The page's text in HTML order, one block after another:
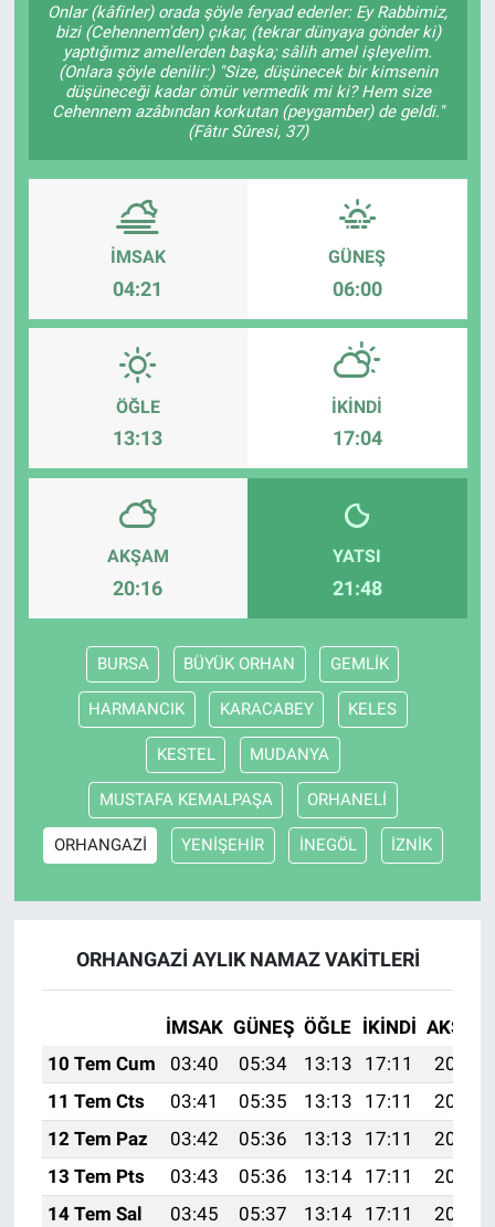
Onlar (kâfirler) orada şöyle feryad ederler: Ey Rabbimiz,
bizi (Cehennem'den) çıkar, (tekrar dünyaya gönder ki)
yaptığımız amellerden başka; sâlih amel işleyelim.
(Onlara şöyle denilir:) "Size, düşünecek bir kimsenin
düşüneceği kadar ömür vermedik mi ki? Hem size
Cehennem azâbından korkutan (peygamber) de geldi."
(Fâtır Sûresi, 37)
İMSAK
04:21
GÜNEŞ
06:00
ÖĞLE
13:13
İKINDI
17:04
AKŞAM
20:16
YATSI
21:48
BURSA BÜYÜK ORHAN GEMLİK
HARMANCIK KARACABEY KELES
KESTEL MUDANYA
MUSTAFA KEMALPAŞA ORHANELİ
ORHANGAZİ YENİŞEHİR İNEGÖL İZNİK
ORHANGAZİ AYLIK NAMAZ VAKITLERI
İMSAK GÜNEŞ ÖĞLE İKINDI AKŞAM
10 Tem Cum
03:40 05:34 13:13 17:11
20:42
11 Tem Cts
03:41 05:35 13:13 17:11
20:42
12 Tem Paz
03:42 05:36 13:13 17:11
20:41
13 Tem Pts
03:43 05:36 13:14 17:11
20:41
14 Tem Sal
03:45 05:37 13:14 17:11
20:40